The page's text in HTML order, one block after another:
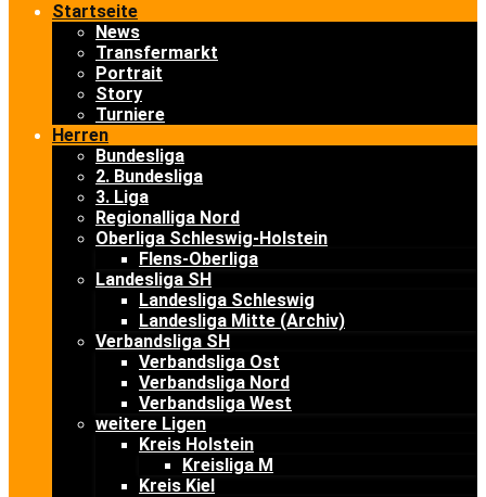
Startseite
News
Transfermarkt
Portrait
Story
Turniere
Herren
Bundesliga
2. Bundesliga
3. Liga
Regionalliga Nord
Oberliga Schleswig-Holstein
Flens-Oberliga
Landesliga SH
Landesliga Schleswig
Landesliga Mitte (Archiv)
Verbandsliga SH
Verbandsliga Ost
Verbandsliga Nord
Verbandsliga West
weitere Ligen
Kreis Holstein
Kreisliga M
Kreis Kiel